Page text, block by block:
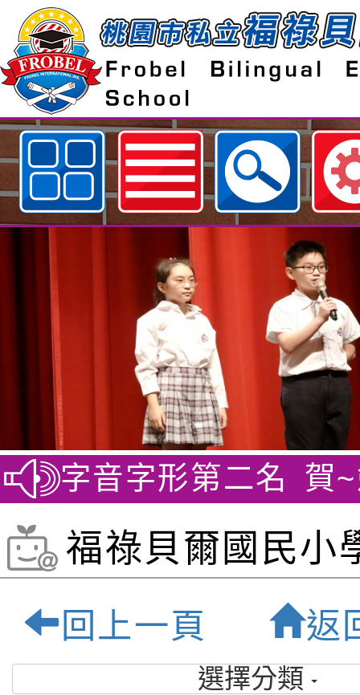
歡迎參觀：桃園市私立福祿貝爾雙
音字形第二名 賀~劍
福祿貝爾國民小
學年度下學期3
菜單 (110年):桃
回上一頁 返
選擇分類